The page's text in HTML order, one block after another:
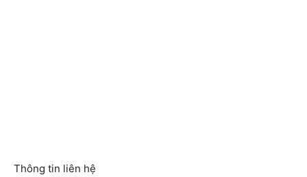
Thông tin liên hệ